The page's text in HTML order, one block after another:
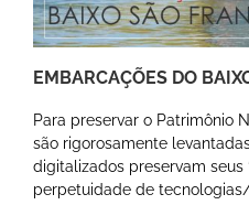
EMBARCAÇÕES DO
Para preservar o Patrimônio
são rigorosamente
digitalizados preservam seus
perpetuidade de